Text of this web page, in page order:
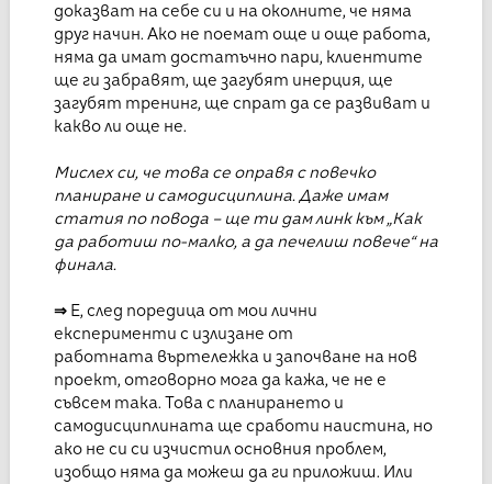
доказват на себе си и на околните, че няма
друг начин. Ако не поемат още и още работа,
няма да имат достатъчно пари, клиентите
ще ги забравят, ще загубят инерция, ще
загубят тренинг, ще спрат да се развиват и
какво ли още не.
Мислех си, че това се оправя с повечко
планиране и самодисциплина. Даже имам
статия по повода – ще ти дам линк към „Как
да работиш по-малко, а да печелиш повече“ на
финала.
⇒Е, след поредица от мои лични
експерименти с излизане от
работната въртележка и започване на нов
проект, отговорно мога да кажа, че не е
съвсем така. Това с планирането и
самодисциплината ще сработи наистина, но
ако не си си изчистил основния проблем,
изобщо няма да можеш да ги приложиш. Или